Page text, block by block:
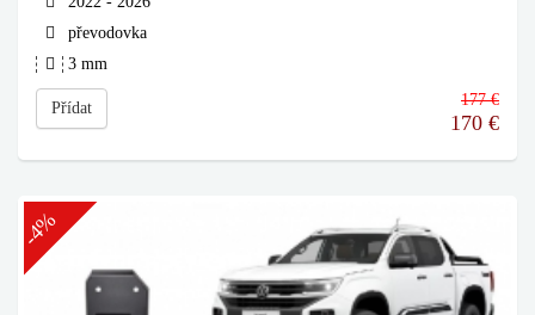
převodovka
3 mm
Přídat 177 €
170 €
-4%